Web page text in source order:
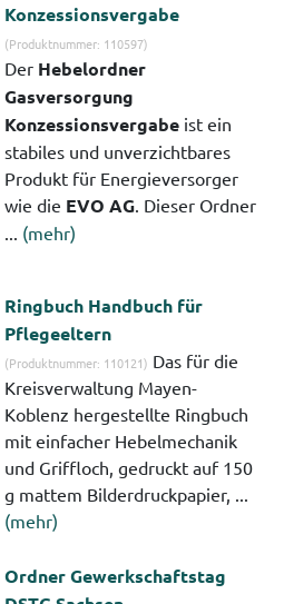
Konzessionsvergabe
(Produktnummer: 110597)
Der Hebelordner
Gasversorgung
Konzessionsvergabe ist ein
stabiles und unverzichtbares
Produkt für Energieversorger
wie die EVO AG. Dieser Ordner
... (mehr)
Ringbuch Handbuch für
Pflegeeltern
(Produktnummer: 110121) Das für die
Kreisverwaltung Mayen-
Koblenz hergestellte Ringbuch
mit einfacher Hebelmechanik
und Griffloch, gedruckt auf 150
g mattem Bilderdruckpapier, ...
(mehr)
Ordner Gewerkschaftstag